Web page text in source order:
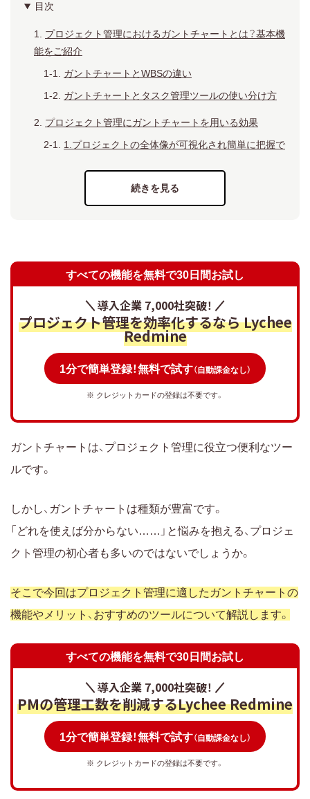
目次
プロジェクト管理におけるガントチャートとは？基本機
能をご紹介
ガントチャートとWBSの違い
ガントチャートとタスク管理ツールの使い分け方
プロジェクト管理にガントチャートを用いる効果
1.プロジェクトの全体像が可視化され簡単に把握で
2.プロジェクトが適切か計画段階で確認できる
3.問題に対して迅速に対処できる
プロジェクト管理におけるガントチャートの弱点
プロジェクト管理で使いやすいガントチャートの選定
ポイント
プロジェクト管理のためのガントチャートおすすめ10
1.Lychee Redmine｜優れた操作性と充実した機能
でプロジェクト管理に最適
2.みんなでガント.com｜ToDoリストを使ってプロ
ジェクトが管理をできる
4.jooto｜シンプルな機能でプロジェクトを管理で
ェクトが管理できる
8.teamgantt｜カンバンやカレンダーへの切り替え
が可能
9.Instagantt｜プロジェクト内のタスクのつながり
が分かりやすい
10.Brabio!｜プロジェクトの人的リソース管理が
しやすいガントチャート
【無料】個人のプロジェクト管理に使えるガントチャー
すべての機能を無料で30日間お試し
導入企業 7,000社突破！
プロジェクト管理を効率化するなら Lychee
Redmine
1分で簡単登録！無料で試す（自動課金なし）
※ クレジットカードの登録は不要です。
ガントチャートは、プロジェクト管理に役立つ便利なツー
ルです。
しかし、ガントチャートは種類が豊富です。
「どれを使えば分からない……」と悩みを抱える、プロジェ
クト管理の初心者も多いのではないでしょうか。
そこで今回はプロジェクト管理に適したガントチャートの
機能やメリット、おすすめのツールについて解説します。
すべての機能を無料で30日間お試し
導入企業 7,000社突破！
PMの管理工数を削減するLychee Redmine
1分で簡単登録！無料で試す（自動課金なし）
※ クレジットカードの登録は不要です。